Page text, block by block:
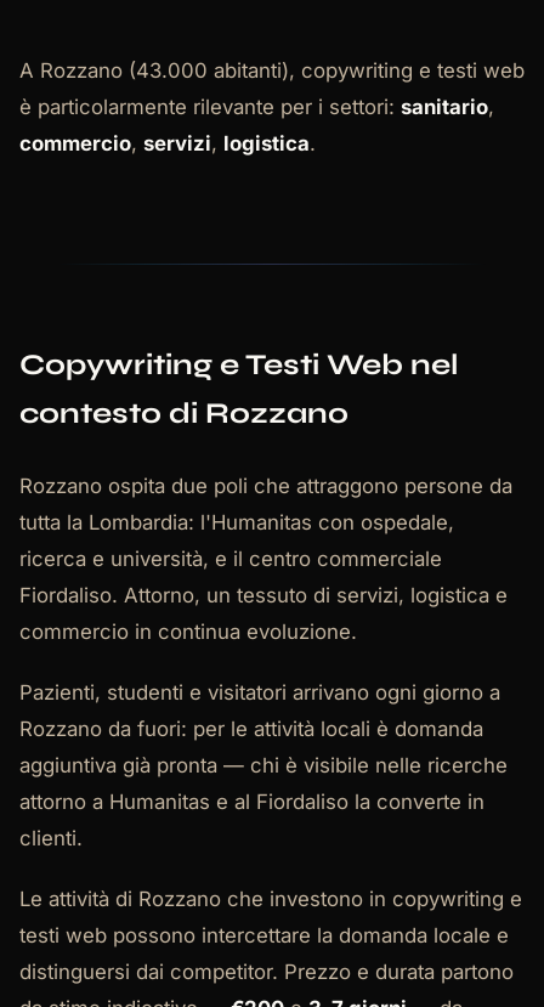
A Rozzano (43.000 abitanti), copywriting e testi web
è particolarmente rilevante per i settori: sanitario,
commercio, servizi, logistica.
Copywriting e Testi Web nel
contesto di Rozzano
Rozzano ospita due poli che attraggono persone da
tutta la Lombardia: l'Humanitas con ospedale,
ricerca e università, e il centro commerciale
Fiordaliso. Attorno, un tessuto di servizi, logistica e
commercio in continua evoluzione.
Pazienti, studenti e visitatori arrivano ogni giorno a
Rozzano da fuori: per le attività locali è domanda
aggiuntiva già pronta — chi è visibile nelle ricerche
attorno a Humanitas e al Fiordaliso la converte in
clienti.
Le attività di Rozzano che investono in copywriting e
testi web possono intercettare la domanda locale e
distinguersi dai competitor. Prezzo e durata partono